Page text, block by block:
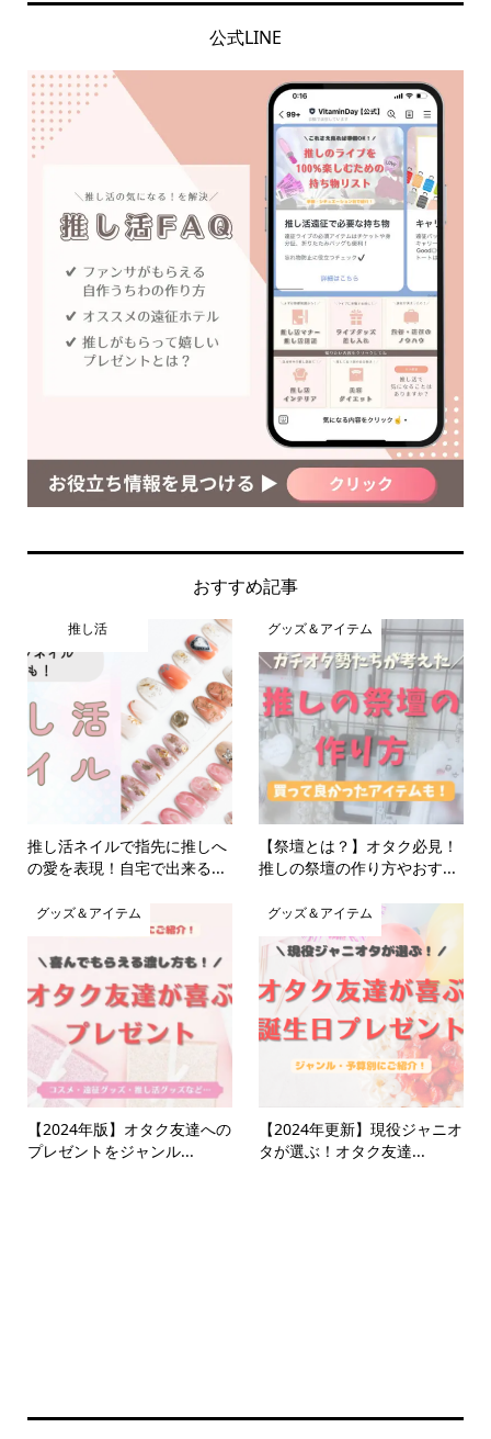
公式LINE
おすすめ記事
推し活
推し活ネイルで指先に推しへ
の愛を表現！自宅で出来る...
グッズ＆アイテム
【祭壇とは？】オタク必見！
推しの祭壇の作り方やおす...
グッズ＆アイテム
【2024年版】オタク友達への
プレゼントをジャンル...
グッズ＆アイテム
【2024年更新】現役ジャニオ
タが選ぶ！オタク友達...